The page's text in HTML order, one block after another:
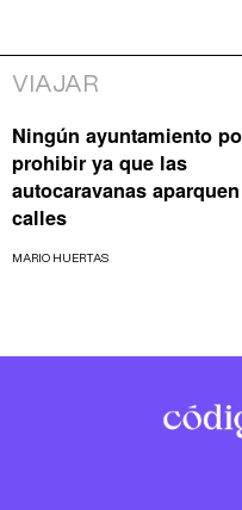
VIAJAR
Ningún ayuntamiento
prohibir ya que las
autocaravanas
calles
MARIO HUERTAS